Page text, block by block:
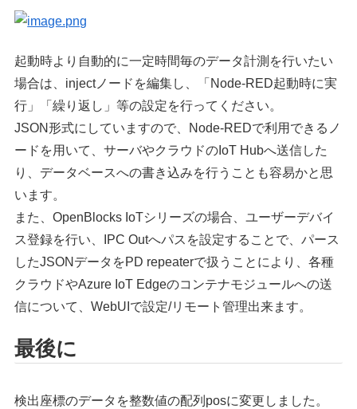
起動時より自動的に一定時間毎のデータ計測を行いたい
場合は、injectノードを編集し、「Node-RED起動時に実
行」「繰り返し」等の設定を行ってください。
JSON形式にしていますので、Node-REDで利用できるノ
ードを用いて、サーバやクラウドのIoT Hubへ送信した
り、データベースへの書き込みを行うことも容易かと思
います。
また、OpenBlocks IoTシリーズの場合、ユーザーデバイ
ス登録を行い、IPC Outへパスを設定することで、パース
したJSONデータをPD repeaterで扱うことにより、各種
クラウドやAzure IoT Edgeのコンテナモジュールへの送
信について、WebUIで設定/リモート管理出来ます。
最後に
検出座標のデータを整数値の配列posに変更しました。